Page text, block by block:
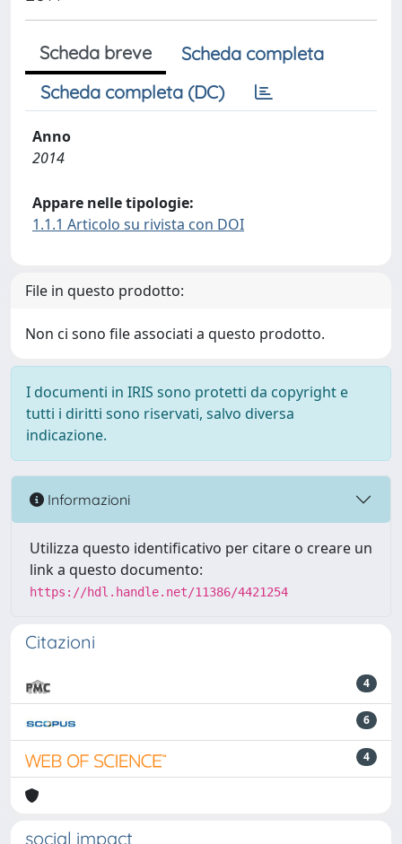
Scheda breve
Scheda completa
Scheda completa (DC)
Anno
2014
Appare nelle tipologie:
1.1.1 Articolo su rivista con DOI
File in questo prodotto:
Non ci sono file associati a questo prodotto.
I documenti in IRIS sono protetti da copyright e
tutti i diritti sono riservati, salvo diversa
indicazione.
Informazioni
Utilizza questo identificativo per citare o creare un
link a questo documento:
https://hdl.handle.net/11386/4421254
Citazioni
4
6
4
social impact